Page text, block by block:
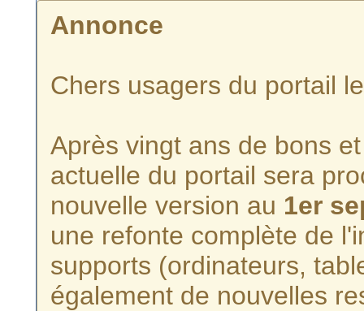
Annonce
Chers usagers du portail
Après vingt ans de bons
actuelle du portail sera
nouvelle version au 1er
une refonte complète de
supports (ordinateurs,
également de nouvelles